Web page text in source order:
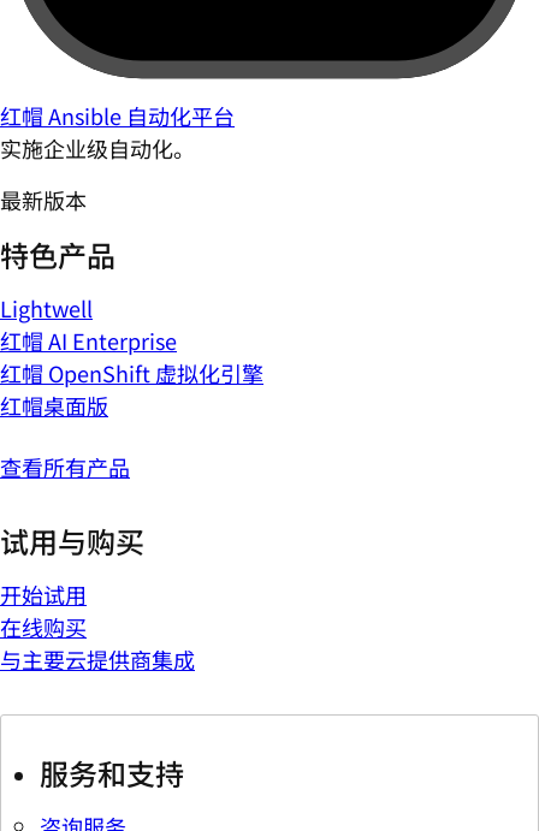
红帽 Ansible 自动化平台
实施企业级自动化。
最新版本
特色产品
Lightwell
红帽 AI Enterprise
红帽 OpenShift 虚拟化引擎
红帽桌面版
查看所有产品
试用与购买
开始试用
在线购买
与主要云提供商集成
服务和支持